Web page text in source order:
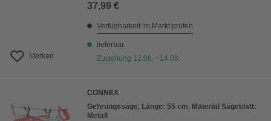
Merken
37,99 €
Verfügbarkeit im Markt prüfen
lieferbar
Zustellung 12.08. - 14.08.
CONNEX
Gehrungssäge, Länge: 55 cm, Material Sägeblatt:
Metall